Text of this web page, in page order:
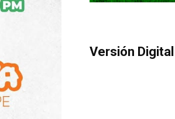
Versión Digital